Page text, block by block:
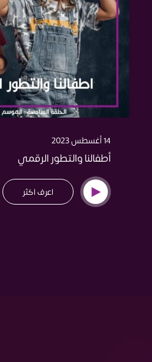
14 أغسطس 2023
أطفالنا والتطور الرقمي
اعرف اكثر